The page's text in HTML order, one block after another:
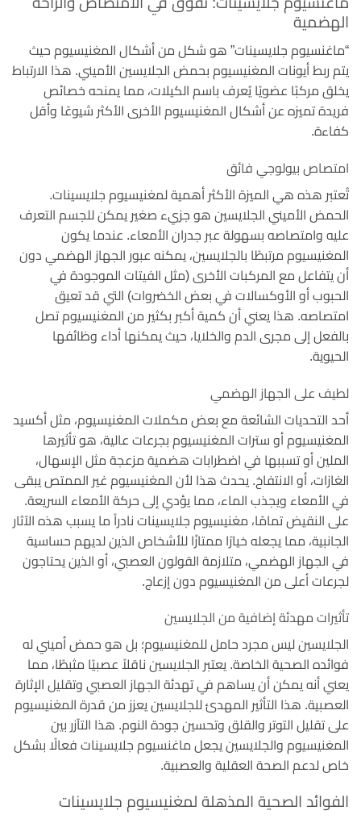
الهضمية
“ماغنسيوم جلايسينات” هو شكل من أشكال المغنيسيوم حيث
يتم ربط أيونات المغنيسيوم بحمض الجلايسين الأميني. هذا الارتباط
يخلق مركبًا عضويًا يُعرف باسم الكيلات، مما يمنحه خصائص
فريدة تميزه عن أشكال المغنيسيوم الأخرى الأكثر شيوعًا وأقل
كفاءة.
امتصاص بيولوجي فائق
تُعتبر هذه هي الميزة الأكثر أهمية لمغنيسيوم جلايسينات.
الحمض الأميني الجلايسين هو جزيء صغير يمكن للجسم التعرف
عليه وامتصاصه بسهولة عبر جدران الأمعاء. عندما يكون
المغنيسيوم مرتبطًا بالجلايسين، يمكنه عبور الجهاز الهضمي دون
أن يتفاعل مع المركبات الأخرى (مثل الفيتات الموجودة في
الحبوب أو الأوكسالات في بعض الخضروات) التي قد تعيق
امتصاصه. هذا يعني أن كمية أكبر بكثير من المغنيسيوم تصل
بالفعل إلى مجرى الدم والخلايا، حيث يمكنها أداء وظائفها
الحيوية.
لطيف على الجهاز الهضمي
أحد التحديات الشائعة مع بعض مكملات المغنيسيوم، مثل أكسيد
المغنيسيوم أو سترات المغنيسيوم بجرعات عالية، هو تأثيرها
الملين أو تسببها في اضطرابات هضمية مزعجة مثل الإسهال،
الغازات، أو الانتفاخ. يحدث هذا لأن المغنيسيوم غير الممتص يبقى
في الأمعاء ويجذب الماء، مما يؤدي إلى حركة الأمعاء السريعة.
على النقيض تمامًا، مغنيسيوم جلايسينات نادراً ما يسبب هذه الآثار
الجانبية، مما يجعله خيارًا ممتازًا للأشخاص الذين لديهم حساسية
في الجهاز الهضمي، متلازمة القولون العصبي، أو الذين يحتاجون
لجرعات أعلى من المغنيسيوم دون إزعاج.
تأثيرات مهدئة إضافية من الجلايسين
الجلايسين ليس مجرد حامل للمغنيسيوم؛ بل هو حمض أميني له
فوائده الصحية الخاصة. يعتبر الجلايسين ناقلاً عصبيًا مثبطًا، مما
يعني أنه يمكن أن يساهم في تهدئة الجهاز العصبي وتقليل الإثارة
العصبية. هذا التأثير المهدئ للجلايسين يعزز من قدرة المغنيسيوم
على تقليل التوتر والقلق وتحسين جودة النوم. هذا التآزر بين
المغنيسيوم والجلايسين يجعل ماغنسيوم جلايسينات فعالًا بشكل
خاص لدعم الصحة العقلية والعصبية.
الفوائد الصحية المذهلة لمغنيسيوم جلايسينات